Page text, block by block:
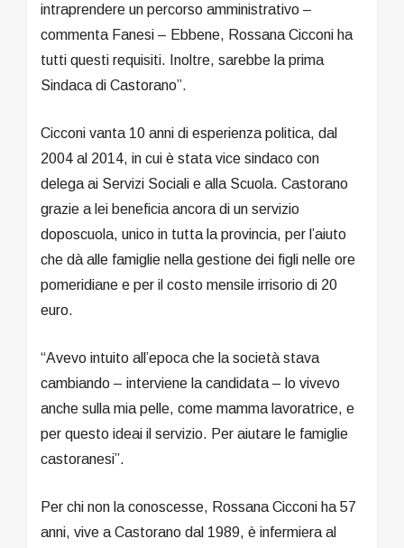
intraprendere un percorso amministrativo –
commenta Fanesi – Ebbene, Rossana Cicconi ha
tutti questi requisiti. Inoltre, sarebbe la prima
Sindaca di Castorano”.
Cicconi vanta 10 anni di esperienza politica, dal
2004 al 2014, in cui è stata vice sindaco con
delega ai Servizi Sociali e alla Scuola. Castorano
grazie a lei beneficia ancora di un servizio
doposcuola, unico in tutta la provincia, per l’aiuto
che dà alle famiglie nella gestione dei figli nelle ore
pomeridiane e per il costo mensile irrisorio di 20
euro.
“Avevo intuito all’epoca che la società stava
cambiando – interviene la candidata – lo vivevo
anche sulla mia pelle, come mamma lavoratrice, e
per questo ideai il servizio. Per aiutare le famiglie
castoranesi”.
Per chi non la conoscesse, Rossana Cicconi ha 57
anni, vive a Castorano dal 1989, è infermiera al